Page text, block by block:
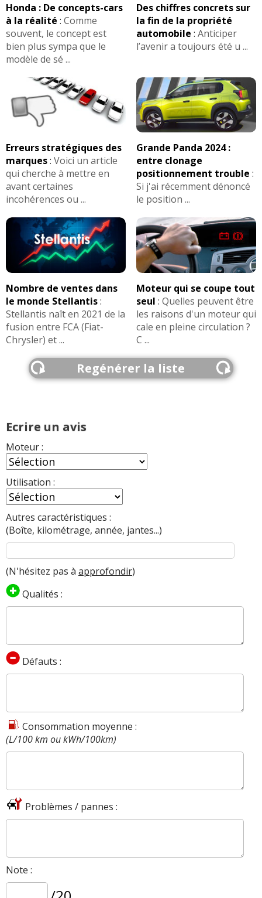
Honda : De concepts-cars
à la réalité : Comme
souvent, le concept est
bien plus sympa que le
modèle de sé ...
Des chiffres concrets sur
la fin de la propriété
automobile : Anticiper
l’avenir a toujours été u ...
Erreurs stratégiques des
marques: Voici un article
qui cherche à mettre en
avant certaines
incohérences ou ...
Grande Panda 2024 :
entre clonage
positionnement trouble :
Si j'ai récemment dénoncé
le position ...
Nombre de ventes dans
le monde Stellantis:
Stellantis naît en 2021 de la
fusion entre FCA (Fiat-
Chrysler) et ...
Moteur qui se coupe tout
seul : Quelles peuvent être
les raisons d'un moteur qui
cale en pleine circulation ?
C ...
Regénérer la liste
Ecrire un avis
Moteur :
Utilisation :
Autres caractéristiques :
(Boîte, kilométrage, année, jantes...)
(N'hésitez pas à approfondir)
Qualités :
Défauts :
Consommation moyenne :
(L/100 km ou kWh/100km)
Problèmes / pannes :
Note :